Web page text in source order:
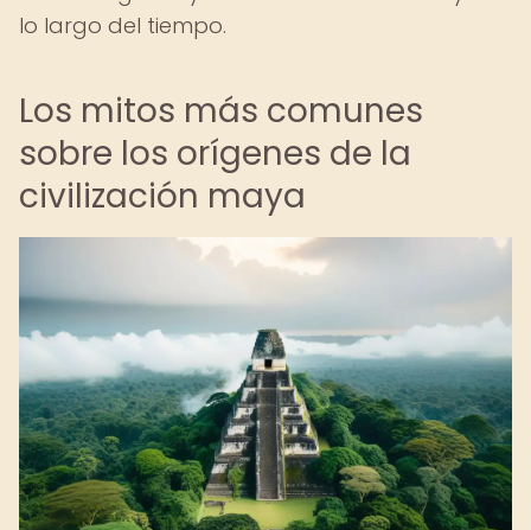
lo largo del tiempo.
Los mitos más comunes
sobre los orígenes de la
civilización maya